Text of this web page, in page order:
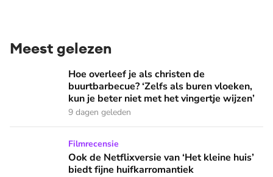
Meest gelezen
Hoe overleef je als christen de buurtbarbecue? ‘Zelfs als
Hoe overleef je als christen de
buurtbarbecue? ‘Zelfs als buren vloeken,
kun je beter niet met het vingertje wijzen’
9 dagen geleden
Ook de Netflixversie van ‘Het kleine huis’ biedt fijne
Filmrecensie
Ook de Netflixversie van ‘Het kleine huis’
biedt fijne huifkarromantiek